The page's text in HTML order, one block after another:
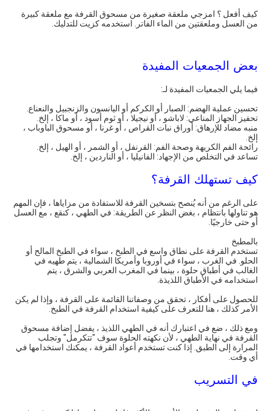
كيف أفعل ؟ امزجي ملعقة صغيرة من مسحوق القرفة مع ملعقة كبيرة
من العسل وملعقتين من الماء الفاتر. استخدمه كزيت للتدليك.
بعض الجمعيات المفيدة
فيما يلي الجمعيات المفيدة لـ:
تحسين عملية الهضم: الصبار أو الكركم أو اليانسون والزنجبيل والنعناع.
تحفيز الجهاز المناعي: لاباشو ، أو نيجيلا ، أو ثوم أسود ، أو ماكا ، إلخ.
منبه مضاد للإرهاق: أوراق نبات القراص ، أو غرنا ، أو مسحوق الباوباب ،
إلخ.
رائحة الفم الكريهة وصحة الفم: القرنفل ، أو الشمر ، أو الهيل ، إلخ.
تساعد في التخلص من الإجهاد: الفانيليا ، أو الناردين ، إلخ.
كيف تستهلك القرفة؟
على الرغم من أنه يُنصح بتسخين القرفة للاستفادة من مزاياها ، فإن المهم
هو تناولها بانتظام ، بغض النظر عن الطريقة: في الطهي ، كنقع ، مع العسل
أو حتى خارجيًا.
بالمطبخ
تستخدم القرفة على نطاق واسع في الطبخ ، سواء في الطبخ المالح أو
الحلو. في الغرب ، سواء في أوروبا وأمريكا الشمالية ، يتم طهيه في
الغالب في أطباق حلوة ، بينما في المغرب العربي والشرق ، يتم
استخدامه في الأطباق اللذيذة.
للحصول على أفكار ، تحقق من وصفاتنا القائمة على القرفة ، وإذا لم يكن
الأمر كذلك ، هنا للتعرف على كيفية استخدام القرفة في الطبخ.
ومع ذلك ، ضع في اعتبارك أنه في الطهي اللذيذ ، يفضل إضافة مسحوق
القرفة في نهاية الطهي ، لأن نكهته الحلوة سوف "تتكرمل" وتجلب
المرارة إلى الطبق. إذا كنت تستخدم أعواد القرفة ، يمكنك استخدامها في
أي وقت.
في التسريب